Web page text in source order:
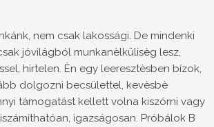
nem csak lakossági. De mindenki
jóvilágból munkanèlkülisèg lesz,
hirtelen. Èn egy leeresztèsben bízok,
dolgozni becsülettel, kevèsbè
támogatást kellett volna kiszórni vagy
igazságosan. Próbálok B